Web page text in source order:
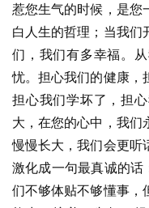
惹您生气的时候，是您
白人生的哲理；当我们
们，我们有多幸福。
忧。担心我们的健康，
担心我们学坏了，担
大，在您的心中，我们
慢慢长大，我们会更听
激化成一句最真诚的话
们不够体贴不够懂事，